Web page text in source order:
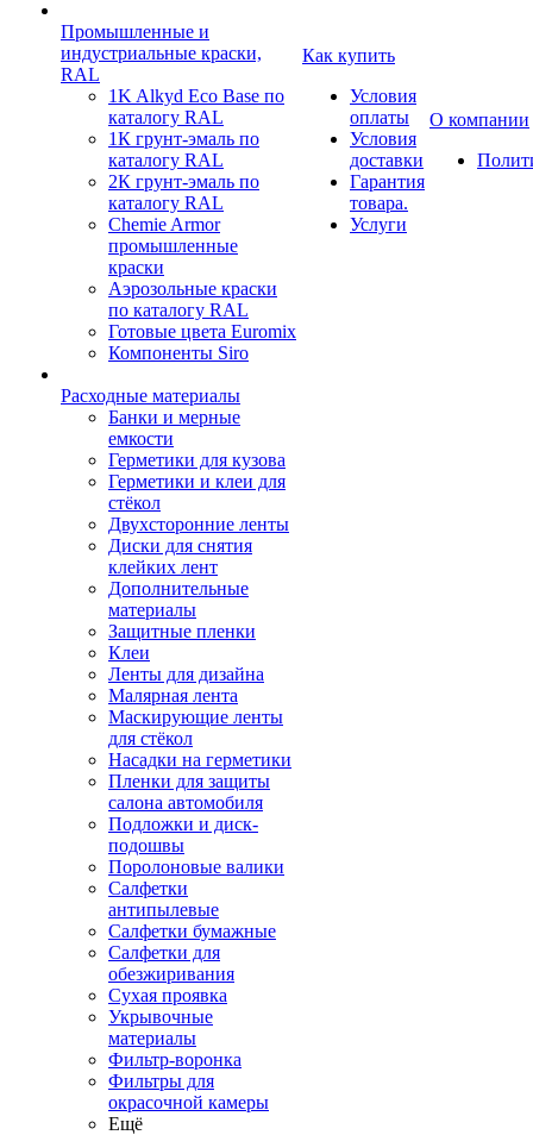
Промышленные и
индустриальные краски,
RAL
1K Alkyd Eco Base по
каталогу RAL
1К грунт-эмаль по
каталогу RAL
2К грунт-эмаль по
каталогу RAL
Chemie Armor
промышленные
краски
Аэрозольные краски
по каталогу RAL
Готовые цвета Euromix
Компоненты Siro
Расходные материалы
Банки и мерные
емкости
Герметики для кузова
Герметики и клеи для
стёкол
Двухсторонние ленты
Диски для снятия
клейких лент
Дополнительные
материалы
Защитные пленки
Клеи
Ленты для дизайна
Малярная лента
Маскирующие ленты
для стёкол
Насадки на герметики
Пленки для защиты
салона автомобиля
Подложки и диск-
подошвы
Поролоновые валики
Салфетки
антипылевые
Салфетки бумажные
Салфетки для
обезжиривания
Сухая проявка
Укрывочные
материалы
Фильтр-воронка
Фильтры для
окрасочной камеры
Ещё
Как купить
Условия
оплаты
Условия
доставки
Гарантия
товара.
Услуги
О компании